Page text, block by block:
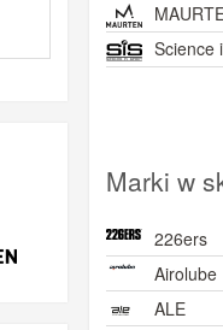
Science
Marki w
226ers
Airolube
ALE